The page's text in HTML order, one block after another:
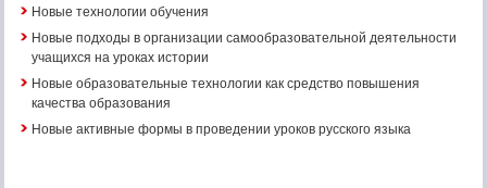
Новые технологии обучения
Новые подходы в организации самообразовательной деятельности
учащихся на уроках истории
Новые образовательные технологии как средство повышения
качества образования
Новые активные формы в проведении уроков русского языка